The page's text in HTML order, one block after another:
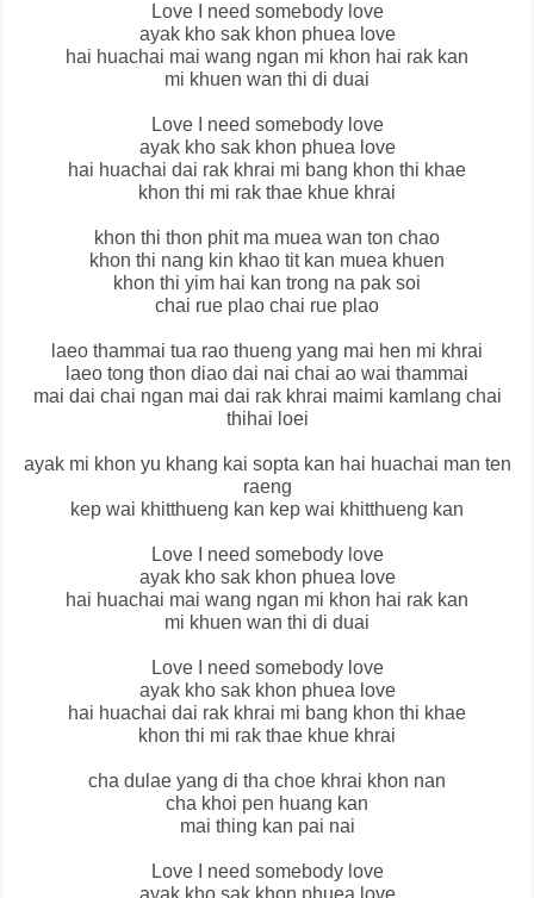
Love I need somebody love
ayak kho sak khon phuea love
hai huachai mai wang ngan mi khon hai rak kan
mi khuen wan thi di duai
Love I need somebody love
ayak kho sak khon phuea love
hai huachai dai rak khrai mi bang khon thi khae
khon thi mi rak thae khue khrai
khon thi thon phit ma muea wan ton chao
khon thi nang kin khao tit kan muea khuen
khon thi yim hai kan trong na pak soi
chai rue plao chai rue plao
laeo thammai tua rao thueng yang mai hen mi khrai
laeo tong thon diao dai nai chai ao wai thammai
mai dai chai ngan mai dai rak khrai maimi kamlang chai
thihai loei
ayak mi khon yu khang kai sopta kan hai huachai man ten
raeng
kep wai khitthueng kan kep wai khitthueng kan
Love I need somebody love
ayak kho sak khon phuea love
hai huachai mai wang ngan mi khon hai rak kan
mi khuen wan thi di duai
Love I need somebody love
ayak kho sak khon phuea love
hai huachai dai rak khrai mi bang khon thi khae
khon thi mi rak thae khue khrai
cha dulae yang di tha choe khrai khon nan
cha khoi pen huang kan
mai thing kan pai nai
Love I need somebody love